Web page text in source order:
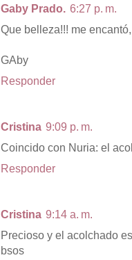
Gaby Prado. 6:27 p. m.
Que belleza!!! me
GAby
Responder
Cristina 9:09 p. m.
Coincido con Nuria: el
Responder
Cristina 9:14 a. m.
Precioso y el acolchado
bsos